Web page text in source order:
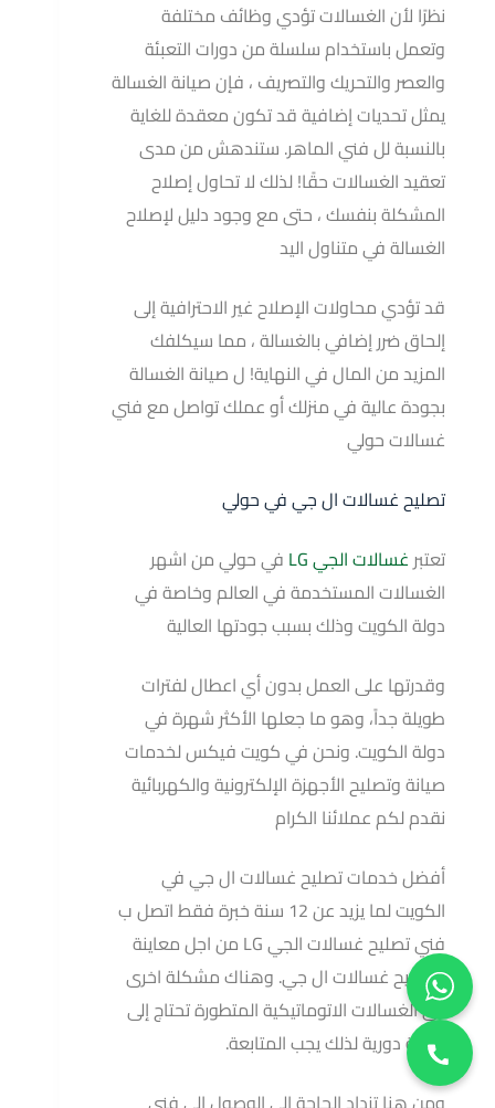
نظرًا لأن الغسالات تؤدي وظائف مختلفة
وتعمل باستخدام سلسلة من دورات التعبئة
والعصر والتحريك والتصريف ، فإن صيانة الغسالة
يمثل تحديات إضافية قد تكون معقدة للغاية
بالنسبة لل فني الماهر. ستندهش من مدى
تعقيد الغسالات حقًا! لذلك لا تحاول إصلاح
المشكلة بنفسك ، حتى مع وجود دليل لإصلاح
الغسالة في متناول اليد
قد تؤدي محاولات الإصلاح غير الاحترافية إلى
إلحاق ضرر إضافي بالغسالة ، مما سيكلفك
المزيد من المال في النهاية! ل صيانة الغسالة
بجودة عالية في منزلك أو عملك تواصل مع فني
غسالات حولي
تصليح غسالات ال جي في حولي
تعتبرغسالات الجي LG
في حولي من اشهر
الغسالات المستخدمة في العالم وخاصة في
دولة الكويت وذلك بسبب جودتها العالية
وقدرتها على العمل بدون أي اعطال لفترات
طويلة جداً، وهو ما جعلها الأكثر شهرة في
دولة الكويت. ونحن في كويت فيكس لخدمات
صيانة وتصليح الأجهزة الإلكترونية والكهربائية
نقدم لكم عملائنا الكرام
أفضل خدمات تصليح غسالات ال جي في
الكويت لما يزيد عن 12 سنة خبرة فقط اتصل ب
فني تصليح غسالات الجي LG من اجل معاينة
وتصليح غسالات ال جي. وهناك مشكلة اخرى
فى الغسالات الاتوماتيكية المتطورة تحتاج إلى
صيانة دورية لذلك يجب المتابعة.